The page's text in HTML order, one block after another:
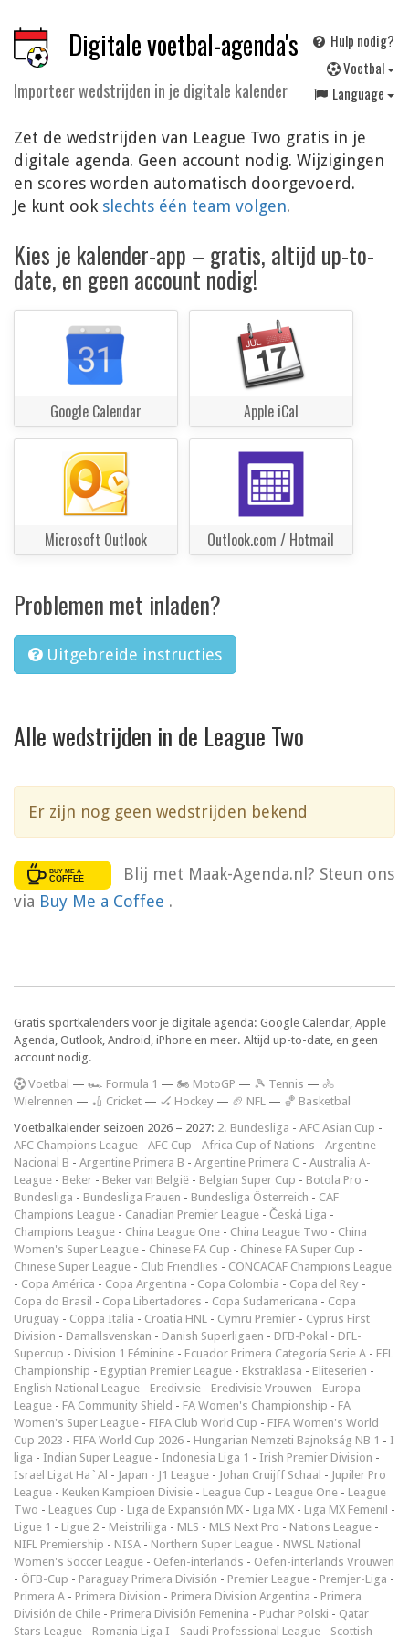
Digitale voetbal-agenda's
Importeer wedstrijden in je digitale kalender
Hulp nodig?
Voetbal
Language
Zet de wedstrijden van League Two gratis in je
digitale agenda. Geen account nodig. Wijzigingen
en scores worden automatisch doorgevoerd.
Je kunt ook slechts één team volgen.
Kies je kalender-app – gratis, altijd up-to-
date, en geen account nodig!
Google Calendar Apple iCal
Microsoft Outlook Outlook.com / Hotmail
Problemen met inladen?
Uitgebreide instructies
Alle wedstrijden in de League Two
Er zijn nog geen wedstrijden bekend
Blij met Maak-Agenda.nl? Steun ons
via Buy Me a Coffee .
Gratis sportkalenders voor je digitale agenda: Google Calendar, Apple
Agenda, Outlook, Android, iPhone en meer. Altijd up-to-date, en geen
account nodig.
Voetbal — 🏎️ Formula 1 — 🏍 MotoGP — 🎾 Tennis — 🚴
Wielrennen — 🏏 Cricket — 🏑 Hockey — 🏈 NFL — 🏀 Basketbal
Voetbalkalender seizoen 2026 – 2027: 2. Bundesliga - AFC Asian Cup -
AFC Champions League - AFC Cup - Africa Cup of Nations - Argentine
Nacional B - Argentine Primera B - Argentine Primera C - Australia A-
League - Beker - Beker van België - Belgian Super Cup - Botola Pro -
Bundesliga - Bundesliga Frauen - Bundesliga Österreich - CAF
Champions League - Canadian Premier League - Česká Liga -
Champions League - China League One - China League Two - China
Women's Super League - Chinese FA Cup - Chinese FA Super Cup -
Chinese Super League - Club Friendlies - CONCACAF Champions League
- Copa América - Copa Argentina - Copa Colombia - Copa del Rey -
Copa do Brasil - Copa Libertadores - Copa Sudamericana - Copa
Uruguay - Coppa Italia - Croatia HNL - Cymru Premier - Cyprus First
Division - Damallsvenskan - Danish Superligaen - DFB-Pokal - DFL-
Supercup - Division 1 Féminine - Ecuador Primera Categoría Serie A - EFL
Championship - Egyptian Premier League - Ekstraklasa - Eliteserien -
English National League - Eredivisie - Eredivisie Vrouwen - Europa
League - FA Community Shield - FA Women's Championship - FA
Women's Super League - FIFA Club World Cup - FIFA Women's World
Cup 2023 - FIFA World Cup 2026 - Hungarian Nemzeti Bajnokság NB 1 - I
liga - Indian Super League - Indonesia Liga 1 - Irish Premier Division -
Israel Ligat Ha`Al - Japan - J1 League - Johan Cruijff Schaal - Jupiler Pro
League - Keuken Kampioen Divisie - League Cup - League One - League
Two - Leagues Cup - Liga de Expansión MX - Liga MX - Liga MX Femenil -
Ligue 1 - Ligue 2 - Meistriliiga - MLS - MLS Next Pro - Nations League -
NIFL Premiership - NISA - Northern Super League - NWSL National
Women's Soccer League - Oefen-interlands - Oefen-interlands Vrouwen
- ÖFB-Cup - Paraguay Primera División - Premier League - Premjer-Liga -
Primera A - Primera Division - Primera Division Argentina - Primera
División de Chile - Primera División Femenina - Puchar Polski - Qatar
Stars League - Romania Liga I - Saudi Professional League - Scottish